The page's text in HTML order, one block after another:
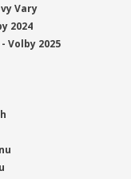
Vary
2024
Volby 2025